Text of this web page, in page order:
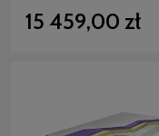
15 459,00 zł